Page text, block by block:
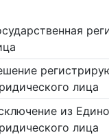
лица
из
лица